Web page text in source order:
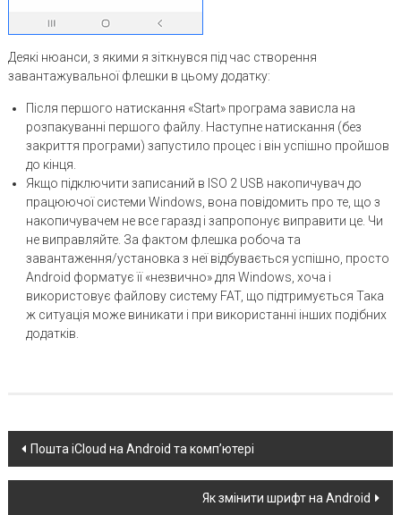
Деякі нюанси, з якими я зіткнувся під час створення
завантажувальної флешки в цьому додатку:
Після першого натискання «Start» програма зависла на
розпакуванні першого файлу. Наступне натискання (без
закриття програми) запустило процес і він успішно пройшов
до кінця.
Якщо підключити записаний в ISO 2 USB накопичувач до
працюючої системи Windows, вона повідомить про те, що з
накопичувачем не все гаразд і запропонує виправити це. Чи
не виправляйте. За фактом флешка робоча та
завантаження/установка з неї відбувається успішно, просто
Android форматує її «незвично» для Windows, хоча і
використовує файлову систему FAT, що підтримується Така
ж ситуація може виникати і при використанні інших подібних
додатків.
Post
navigation
Пошта iCloud на Android та комп’ютері
Як змінити шрифт на Android